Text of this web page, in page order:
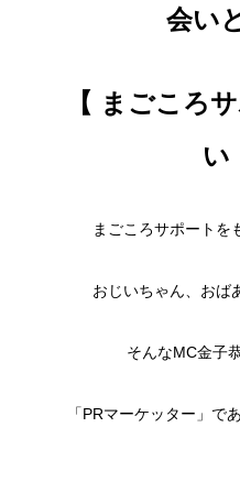
会い
【 まごころ
い
まごころサポートを
おじいちゃん、おば
そんなMC金子
「PRマーケッター」で